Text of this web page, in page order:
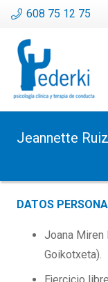
608 75 12 75
Jeannette
DATOS
Joana Miren
Goikotxeta).